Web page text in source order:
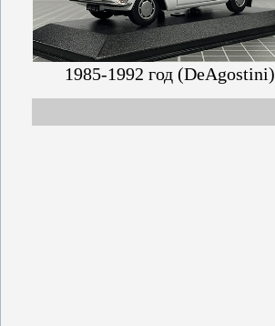
1985-1992 год (DeAgostini)